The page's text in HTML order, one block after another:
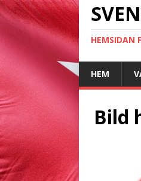
HEMSIDAN
HEM
Bild